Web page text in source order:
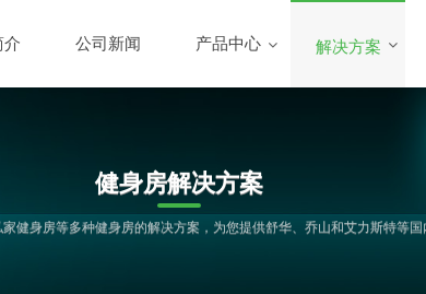
介 公司新闻 产品中心 解决方案
健身房解决方案
健身房等多种健身房的解决方案，为您提供舒华、乔山和艾力斯特等国